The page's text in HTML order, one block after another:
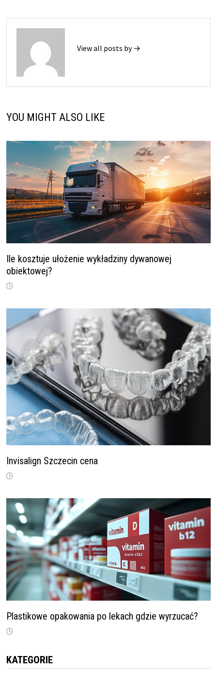
View all posts by →
YOU MIGHT ALSO LIKE
Ile kosztuje ułożenie wykładziny dywanowej
obiektowej?
Invisalign Szczecin cena
Plastikowe opakowania po lekach gdzie wyrzucać?
KATEGORIE